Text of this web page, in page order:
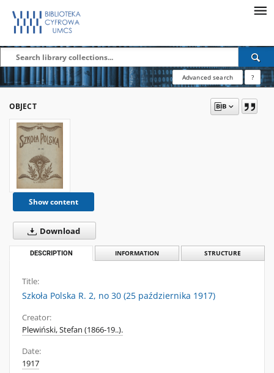
Advanced search ?
OBJECT
Show content
Download
DESCRIPTION INFORMATION STRUCTURE
Title:
Szkoła Polska R. 2, no 30 (25 października 1917)
Creator:
Plewiński, Stefan (1866-19..).
Date:
1917